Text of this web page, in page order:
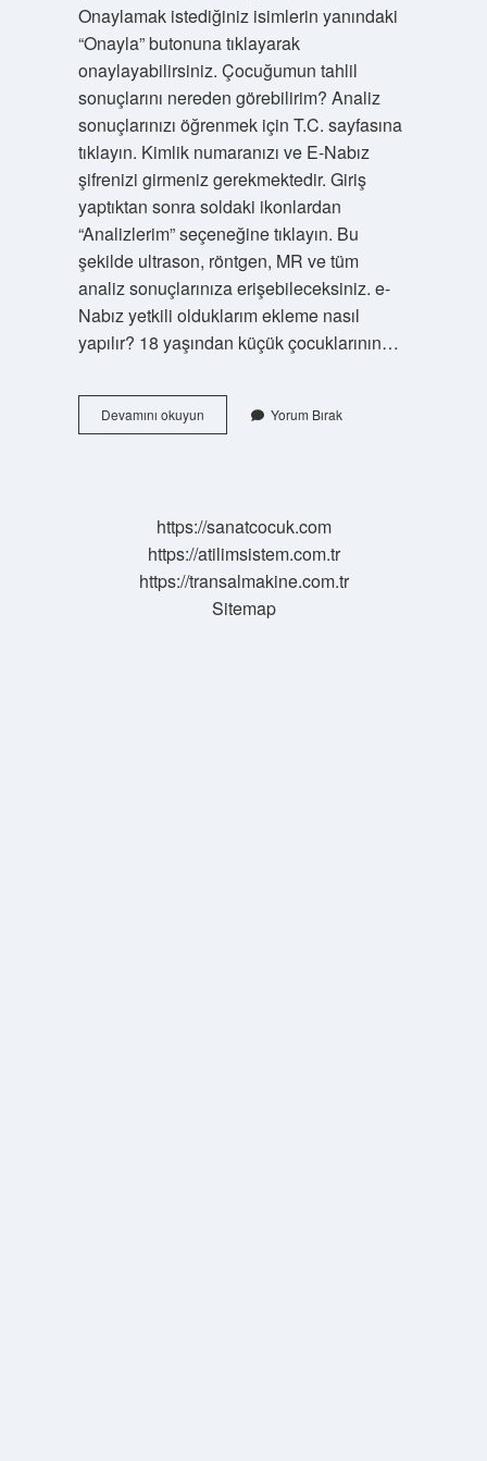
Onaylamak istediğiniz isimlerin yanındaki
“Onayla” butonuna tıklayarak
onaylayabilirsiniz. Çocuğumun tahlil
sonuçlarını nereden görebilirim? Analiz
sonuçlarınızı öğrenmek için T.C. sayfasına
tıklayın. Kimlik numaranızı ve E-Nabız
şifrenizi girmeniz gerekmektedir. Giriş
yaptıktan sonra soldaki ikonlardan
“Analizlerim” seçeneğine tıklayın. Bu
şekilde ultrason, röntgen, MR ve tüm
analiz sonuçlarınıza erişebileceksiniz. e-
Nabız yetkili olduklarım ekleme nasıl
yapılır? 18 yaşından küçük çocuklarının…
Devamını okuyunE-
Nabız
Yorum Bırak
https://sanatcocuk.com
https://atilimsistem.com.tr
https://transalmakine.com.tr
Sitemap